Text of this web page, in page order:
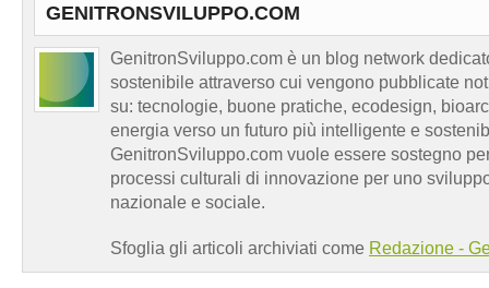
GENITRONSVILUPPO.COM
GenitronSviluppo.com è un blog network
sostenibile attraverso cui vengono pubblicate
su: tecnologie, buone pratiche, ecodesign,
energia verso un futuro più intelligente e
GenitronSviluppo.com vuole essere sostegno
processi culturali di innovazione per uno
nazionale e sociale.
Sfoglia gli articoli archiviati come Redazione -